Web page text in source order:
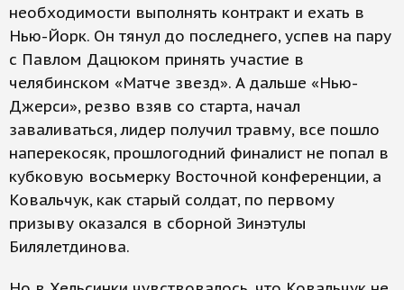
необходимости выполнять контракт и ехать в
Нью-Йорк. Он тянул до последнего, успев на пару
с Павлом Дацюком принять участие в
челябинском «Матче звезд». А дальше «Нью-
Джерси», резво взяв со старта, начал
заваливаться, лидер получил травму, все пошло
наперекосяк, прошлогодний финалист не попал в
кубковую восьмерку Восточной конференции, а
Ковальчук, как старый солдат, по первому
призыву оказался в сборной Зинэтулы
Билялетдинова.